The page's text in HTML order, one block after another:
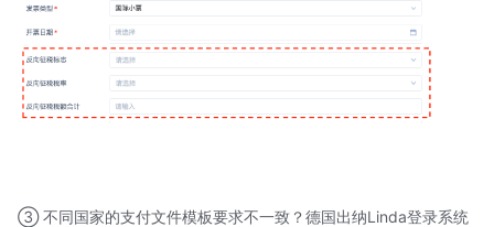
③ 不同国家的支付文件模板要求不一致？德国出纳Linda登录系统